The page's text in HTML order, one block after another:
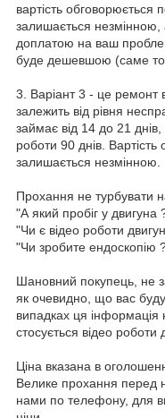
вартість обговорюється
залишається незмінною,
доплатою на ваш
буде дешевшою (саме той
3. Варіант 3 - це ремонт
залежить від рівня
займає від 14 до 21 днів,
роботи 90 днів.
залишається незмінною.
Прохання не турбувати
"А який пробіг у двигуна
"Чи є відео роботи
"Чи зробите ендоскопію
Шановний покупець, не
як очевидно, що вас
випадках ця інформація
стосується відео роботи
Ціна вказана в
Велике прохання перед
нами по телефону, для